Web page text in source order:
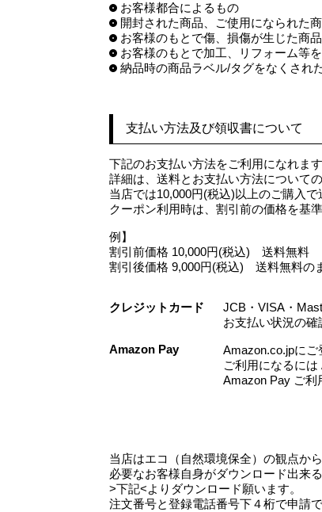
お客様都合によるもの
開封された商品、ご使用になられた
お客様のもとで傷、損傷が生じた商品
お客様のもとで加工、リフォーム等
納品時の商品ラベル/タグをなくされ
支払い方法及び領収書について
下記のお支払い方法をご利用になれます
詳細は、送料とお支払い方法について
当店では10,000円(税込)以上のご購入で
クーポン利用時は、割引前の価格を基
例】
割引前価格 10,000円(税込) 送料無料
割引後価格 9,000円(税込) 送料無料の
クレジットカード
JCB・VISA・
お支払い状況の確
Amazon Pay
Amazon.co.jpにご
ご利用になるには
Amazon Pay ご利
当店はエコ（自然環境保全）の観点か
必要なお客様自身がダウンロード出来
>下記<よりダウンロード願います。
注文番号と登録電話番号下４桁で申請で